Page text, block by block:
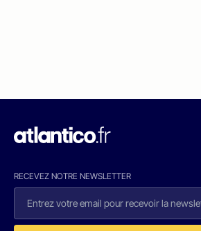
RECEVEZ NOTRE NEWSLETTER